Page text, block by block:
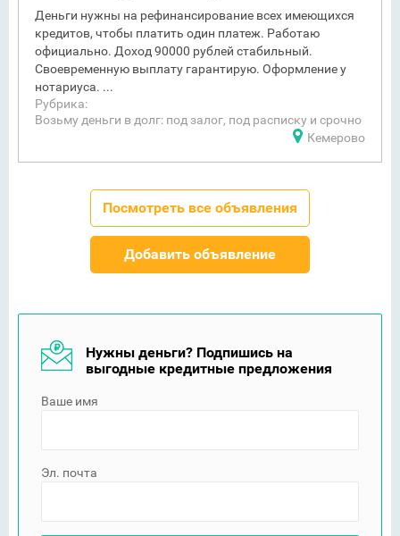
Деньги нужны на рефинансирование всех имеющихся
кредитов, чтобы платить один платеж. Работаю
официально. Доход 90000 рублей стабильный.
Своевременную выплату гарантирую. Оформление у
нотариуса. ...
Рубрика:
Возьму деньги в долг: под залог, под расписку и срочно
Кемерово
Посмотреть все объявления
Добавить объявление
Нужны деньги? Подпишись на
выгодные кредитные предложения
Ваше имя
Эл. почта